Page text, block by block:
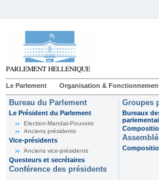
Le Parlement Organisation &
Bureau du Parlement
Le Président du Parlement
Election-Mandat-Pouvoirs
Anciens présidents
Vice-présidents
Anciens vice-présidents
Questeurs et secrétaires
Conférence des présidents
Groupes
Bureaux